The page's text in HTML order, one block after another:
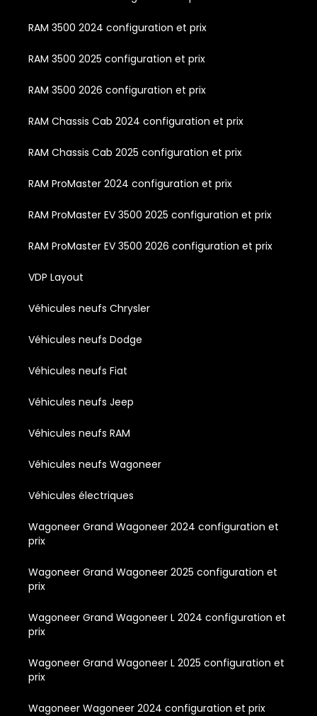
RAM 3500 2024 configuration et prix
RAM 3500 2025 configuration et prix
RAM 3500 2026 configuration et prix
RAM Chassis Cab 2024 configuration et prix
RAM Chassis Cab 2025 configuration et prix
RAM ProMaster 2024 configuration et prix
RAM ProMaster EV 3500 2025 configuration et prix
RAM ProMaster EV 3500 2026 configuration et prix
VDP Layout
Véhicules neufs Chrysler
Véhicules neufs Dodge
Véhicules neufs Fiat
Véhicules neufs Jeep
Véhicules neufs RAM
Véhicules neufs Wagoneer
Véhicules électriques
Wagoneer Grand Wagoneer 2024 configuration et
prix
Wagoneer Grand Wagoneer 2025 configuration et
prix
Wagoneer Grand Wagoneer L 2024 configuration et
prix
Wagoneer Grand Wagoneer L 2025 configuration et
prix
Wagoneer Wagoneer 2024 configuration et prix